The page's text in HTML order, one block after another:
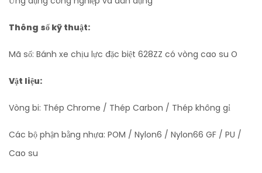
Thông số kỹ thuật:
Mã số: Bánh xe chịu lực đặc biệt 628ZZ có vòng cao su O
Vật liệu:
Vòng bi: Thép Chrome / Thép Carbon / Thép không gỉ
Các bộ phận bằng nhựa: POM / Nylon6 / Nylon66 GF / PU /
Cao su